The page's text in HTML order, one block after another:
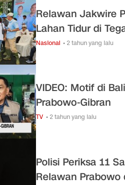
Relawan Jakwire
Lahan Tidur di
Nasional • 2 tahun yang lalu
VIDEO: Motif di
Prabowo-Gibran
TV • 2 tahun yang lalu
Polisi Periksa 11
Relawan Prabowo